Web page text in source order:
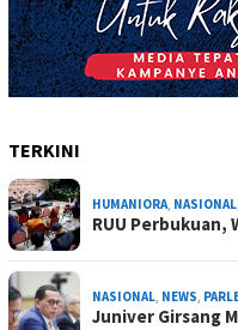
TERKINI
HUMANIORA, NASIONAL,
RUU Perbukuan,
NASIONAL, NEWS,
Juniver Girsang